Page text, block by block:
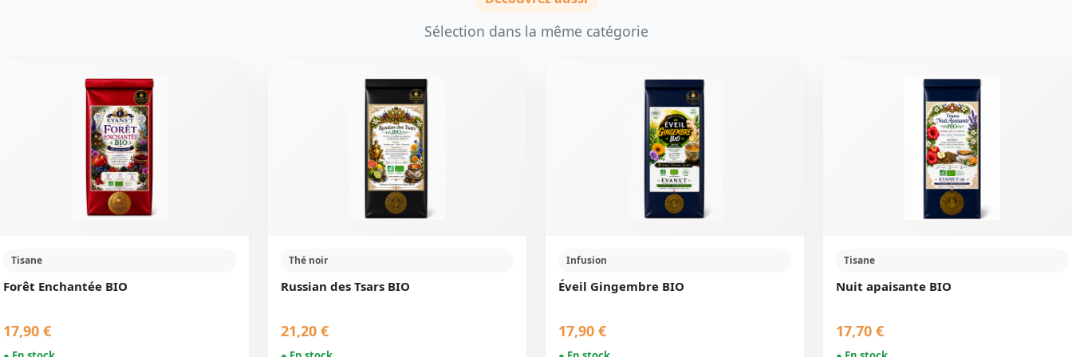
Sélection dans la même catégorie
Tisane
Forêt Enchantée BIO
17,90 €
Thé noir
Russian des Tsars BIO
21,20 €
Infusion
Éveil Gingembre BIO
17,90 €
Tisane
Nuit apaisante BIO
17,70 €